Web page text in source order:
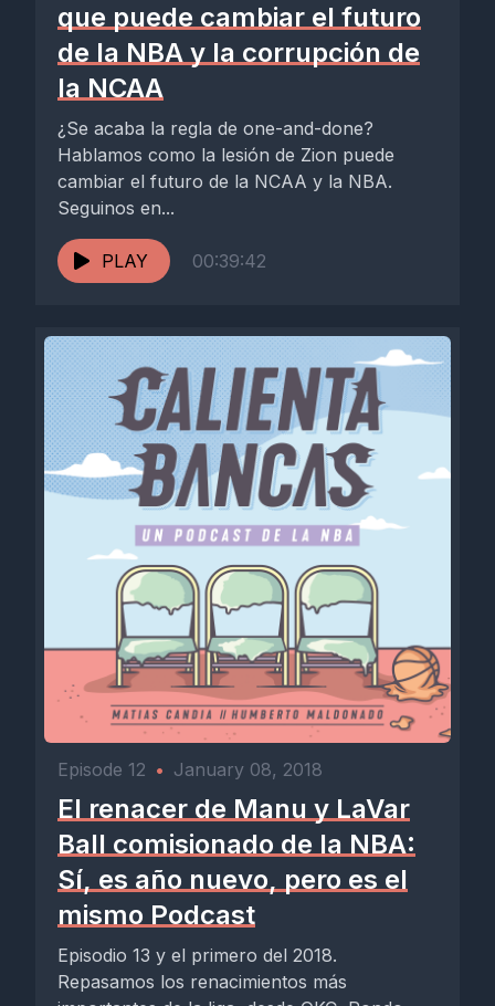
que puede cambiar el futuro
de la NBA y la corrupción de
la NCAA
¿Se acaba la regla de one-and-done?
Hablamos como la lesión de Zion puede
cambiar el futuro de la NCAA y la NBA.
Seguinos en...
PLAY 00:39:42
Episode 12 • January 08, 2018
El renacer de Manu y LaVar
Ball comisionado de la NBA:
Sí, es año nuevo, pero es el
mismo Podcast
Episodio 13 y el primero del 2018.
Repasamos los renacimientos más